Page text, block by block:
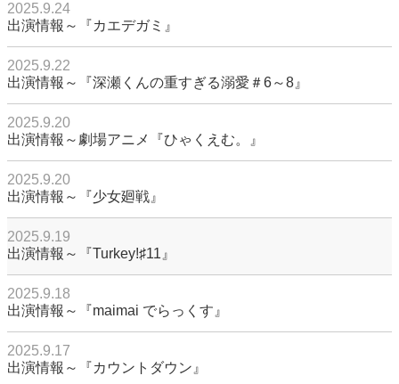
2025.9.24
出演情報～『カエデガミ』
2025.9.22
出演情報～『深瀬くんの重すぎる溺愛＃6～8』
2025.9.20
出演情報～劇場アニメ『ひゃくえむ。』
2025.9.20
出演情報～『少女廻戦』
2025.9.19
出演情報～『Turkey!♯11』
2025.9.18
出演情報～『maimai でらっくす』
2025.9.17
出演情報～『カウントダウン』